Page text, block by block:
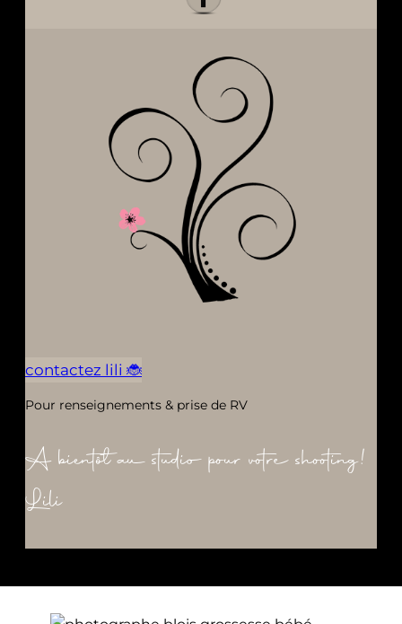
contactez lili 🐞
Pour renseignements & prise de RV
A bientôt au studio pour votre shooting!
Lili